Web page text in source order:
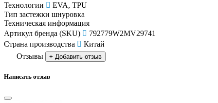
Технологии
EVA, TPU
Тип застежки шнуровка
Техническая информация
Артикул бренда (SKU)
792779W2MV29741
Страна производства
Китай
Отзывы
+ Добавить отзыв
Написать отзыв